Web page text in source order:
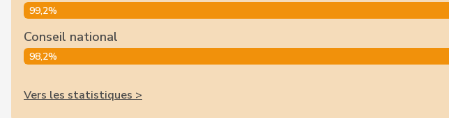
99,2%
Conseil national
98,2%
Vers les statistiques >